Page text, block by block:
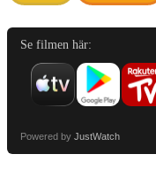
Se filmen här:
Powered by JustWatch